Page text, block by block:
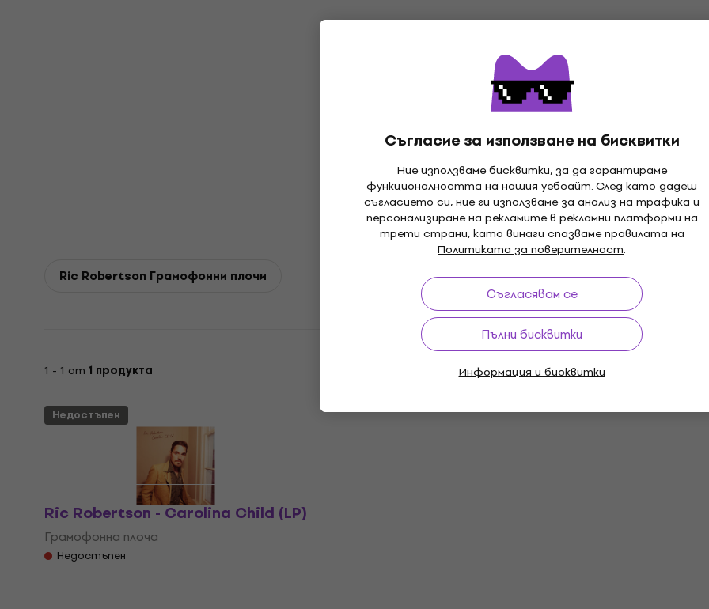
Съгласие за използване на бисквитки
Ние използваме бисквитки, за да гарантираме
функционалността на нашия уебсайт. След като дадеш
съгласието си, ние ги използваме за анализ на трафика и
персонализиране на рекламите в рекламни платформи на
трети страни, като винаги спазваме правилата на
Политиката за поверителност.
Съгласявам се
Пълни бисквитки
Информация и бисквитки
Ric Robertson Грамофонни плочи
1 - 1 от 1 продукта
Недостъпен
Ric Robertson - Carolina Child (LP)
Грамофонна плоча
Недостъпен